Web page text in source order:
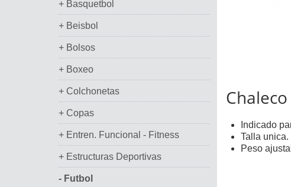
+ Basquetbol
+ Beisbol
+ Bolsos
+ Boxeo
+ Colchonetas
+ Copas
+ Entren. Funcional - Fitness
+ Estructuras Deportivas
- Futbol
Indicado
Talla unica.
Peso